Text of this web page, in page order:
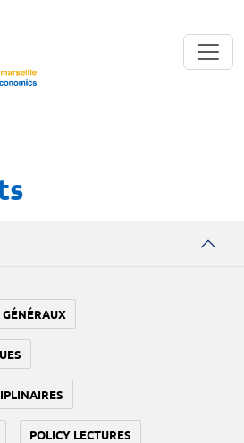
POLICY LECTURES